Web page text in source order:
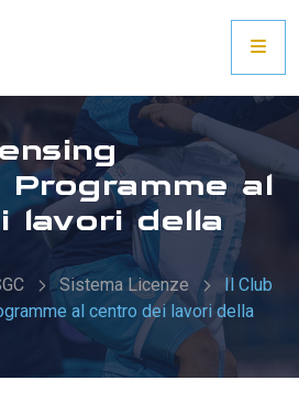
Programme al
lavori della
Sistema Licenze
Il Club
al centro dei lavori della